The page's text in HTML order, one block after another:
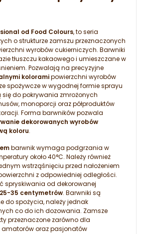
od Food Colours, to seria
o strukturze zamszu przeznaczonych
wyrobów cukierniczych. Barwniki
tłuszczu kakaowego i umieszczane w
Pozwalają na precyzyjne
koloramipowierzchni wyrobów
spożywcze w wygodnej formie sprayu
do pokrywania zmrożonych
monoporcji oraz półproduktów
Forma barwników pozwala
dekorowanych wyrobów
koloru.
barwnik wymaga podgrzania w
około 40°C. Należy również
wstrząśnięciu przed nałożeniem
z odpowiedniej odległości.
spryskiwania od dekorowanej
25-35 centymetrów. Barwniki są
do spożycia, należy jednak
co do ich dozowania. Zamsze
przeznaczone zarówno dla
amatorów oraz pasjonatów